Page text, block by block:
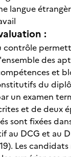
langue
:
contrôle
des
et
du
un examen
et de deux
sont fixées
au DCG et au
Les